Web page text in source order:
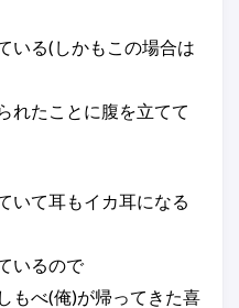
いる(しかもこの場合は
れたことに腹を立てて
いて耳もイカ耳になる
いるので
もべ(俺)が帰ってきた喜